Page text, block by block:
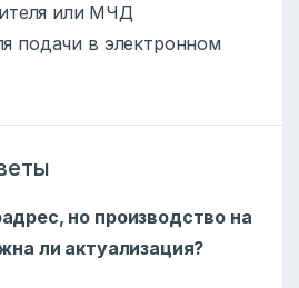
или МЧД
подачи в электронном
но производство на
ли актуализация?